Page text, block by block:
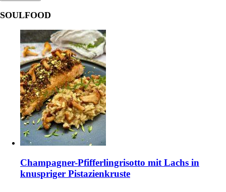
SOULFOOD
Champagner-Pfifferlingrisotto mit Lachs in
knuspriger Pistazienkruste